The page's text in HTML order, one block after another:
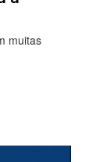
muitas